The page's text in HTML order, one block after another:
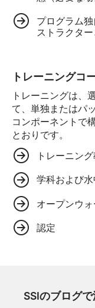
プログラム
ストラクター
トレーニングコ
トレーニングは、
て、単独またはパ
コンポーネントで
とおりです。
トレーニン
学科および
オープンウ
認定
SSIのブログ